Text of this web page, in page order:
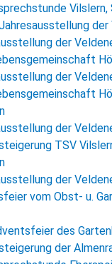
der
der
der
TSV
der
vom Obst- u.
des
der